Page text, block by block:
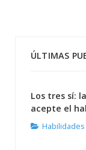
ÚLTIMAS
Los tres sí:
acepte el